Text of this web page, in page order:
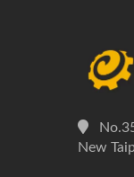
New